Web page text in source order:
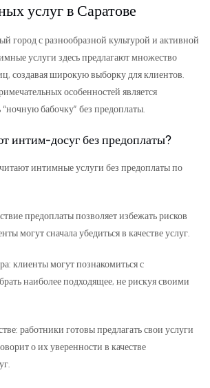
услуг в Саратове
город с разнообразной культурой и активной
услуги здесь предлагают множество
создавая широкую выборку для клиентов.
особенностей является
бабочку” без предоплаты.
интим-досуг без предоплаты?
интимные услуги без предоплаты по
предоплаты позволяет избежать рисков
могут сначала убедиться в качестве услуг.
клиенты могут познакомиться с
наиболее подходящее, не рискуя своими
работники готовы предлагать свои услуги
о их уверенности в качестве